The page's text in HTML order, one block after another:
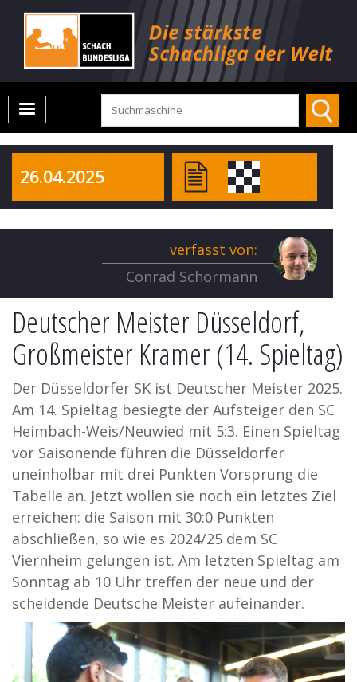
26.04.2025
verfasst von:
Conrad Schormann
Deutscher Meister Düsseldorf,
Großmeister Kramer (14. Spieltag)
Der Düsseldorfer SK ist Deutscher Meister 2025.
Am 14. Spieltag besiegte der Aufsteiger den SC
Heimbach-Weis/Neuwied mit 5:3. Einen Spieltag
vor Saisonende führen die Düsseldorfer
uneinholbar mit drei Punkten Vorsprung die
Tabelle an. Jetzt wollen sie noch ein letztes Ziel
erreichen: die Saison mit 30:0 Punkten
abschließen, so wie es 2024/25 dem SC
Viernheim gelungen ist. Am letzten Spieltag am
Sonntag ab 10 Uhr treffen der neue und der
scheidende Deutsche Meister aufeinander.